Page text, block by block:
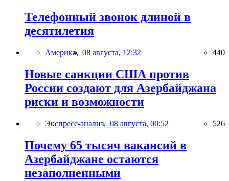
Телефонный звонок длиной в
десятилетия
Америка, 08 августа, 12:32 440
Новые санкции США против
России создают для Азербайджана
риски и возможности
Экспресс-анализ, 08 августа, 00:52 526
Почему 65 тысяч вакансий в
Азербайджане остаются
незаполненными